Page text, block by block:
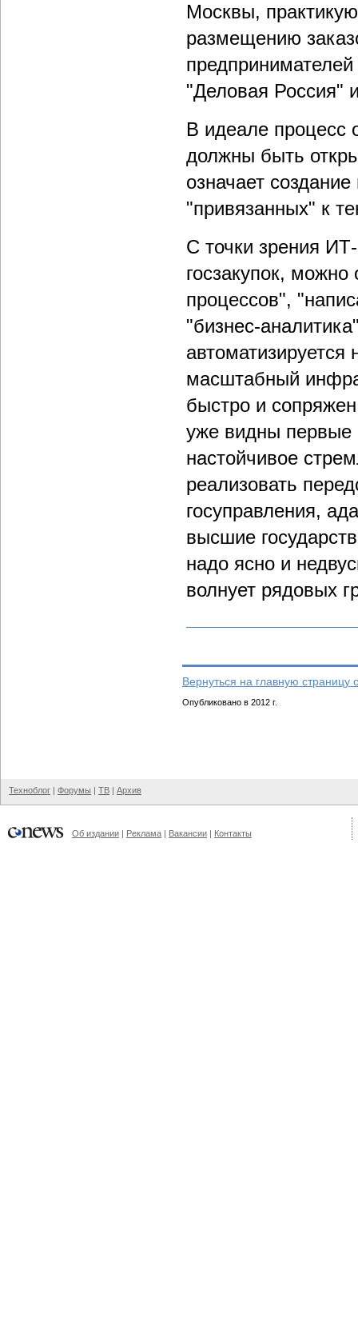
Москвы,
размещению
"Деловая Россия"
В идеале процесс
должны быть
означает
"привязанных" к
С точки зрения
госзакупок,
процессов",
"бизнес-
масштабный
быстро и
уже видны первые
настойчивое
реализовать
госуправления,
высшие
надо ясно и
волнует рядовых
Вернуться на главную страницу
Опубликовано в 2012 г.
Техноблог | Форумы | ТВ | Архив
Об издании | Реклама | Вакансии | Контакты